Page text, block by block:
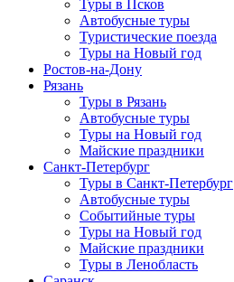
Туры в Псков
Автобусные туры
Туристические поезда
Туры на Новый год
Ростов-на-Дону
Рязань
Туры в Рязань
Автобусные туры
Туры на Новый год
Майские праздники
Санкт-Петербург
Туры в Санкт-Петербург
Автобусные туры
Событийные туры
Туры на Новый год
Майские праздники
Туры в Ленобласть